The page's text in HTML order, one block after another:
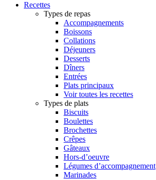
Recettes
Types de repas
Accompagnements
Boissons
Collations
Déjeuners
Desserts
Dîners
Entrées
Plats principaux
Voir toutes les recettes
Types de plats
Biscuits
Boulettes
Brochettes
Crêpes
Gâteaux
Hors-d’oeuvre
Légumes d’accompagnement
Marinades